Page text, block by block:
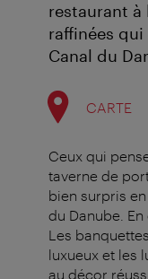
restaurant à
raffinées
Canal du
CARTE
Ceux qui
taverne de
bien surpris
du Danube.
Les
luxueux et les
au décor